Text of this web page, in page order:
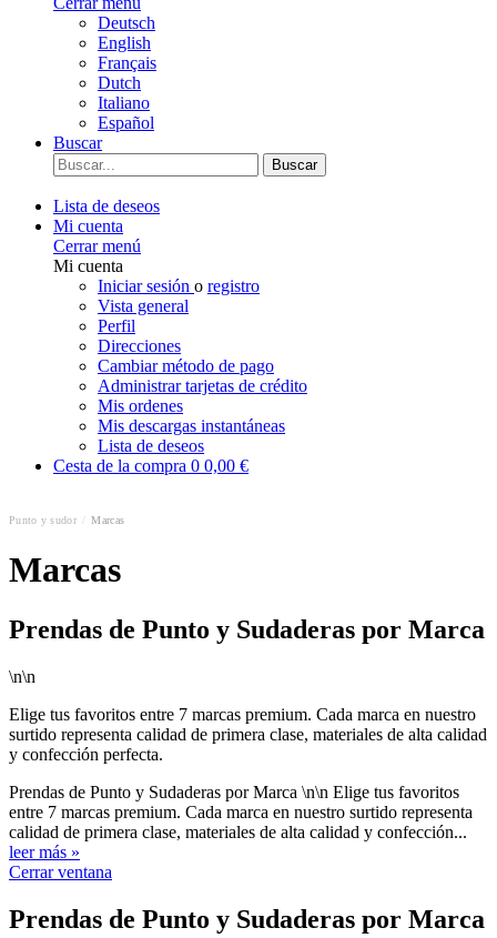
Deutsch
English
Français
Dutch
Italiano
Español
Buscar
Buscar
Lista de deseos
Mi cuenta
Cerrar menú
Mi cuenta
Iniciar sesión o registro
Vista general
Perfil
Direcciones
Cambiar método de pago
Administrar tarjetas de crédito
Mis ordenes
Mis descargas instantáneas
Lista de deseos
Cesta de la compra 0 0,00 €
Punto y sudor Marcas
Marcas
Prendas de Punto y Sudaderas por Marca
\n\n
Elige tus favoritos entre 7 marcas premium. Cada marca en nuestro
surtido representa calidad de primera clase, materiales de alta calidad
y confección perfecta.
Prendas de Punto y Sudaderas por Marca \n\n Elige tus favoritos
entre 7 marcas premium. Cada marca en nuestro surtido representa
calidad de primera clase, materiales de alta calidad y confección...
leer más »
Cerrar ventana
Prendas de Punto y Sudaderas por Marca